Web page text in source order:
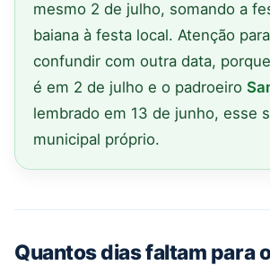
mesmo 2 de julho, somando a
baiana à festa local. Atenção
confundir com outra data,
é em 2 de julho e o padroeiro
lembrado em 13 de junho, esse
municipal próprio.
Quantos dias faltam para